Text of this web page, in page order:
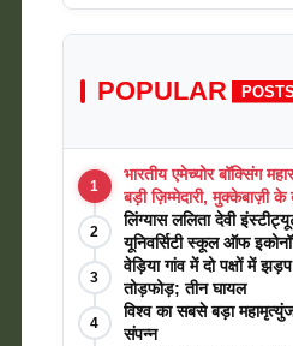
POPULAR POSTS
1
भारतीय एमेच्योर बॉक्सिंग
बड़ी ज़िम्मेदारी, मुक्केबाज़ी
वादा
2
लिंग्यास ललिता देवी
यूनिवर्सिटी स्कूल ऑफ
साथ अकादमिक पत्रिकाओं में
दिवसीय कार्यशाला का
3
वेड़िया गांव में दो पक्षों में
तोड़फोड़; तीन घायल
4
विश्व का सबसे बड़ा
संपन्न